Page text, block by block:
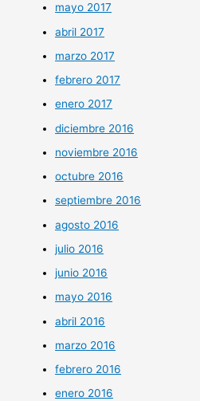
mayo 2017
abril 2017
marzo 2017
febrero 2017
enero 2017
diciembre 2016
noviembre 2016
octubre 2016
septiembre 2016
agosto 2016
julio 2016
junio 2016
mayo 2016
abril 2016
marzo 2016
febrero 2016
enero 2016